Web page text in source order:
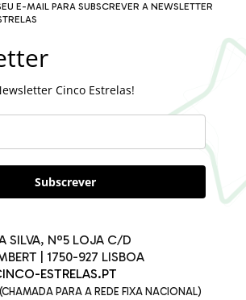
E-MAIL PARA SUBSCREVER A NEWSLETTER
Cinco Estrelas!
Subscrever
SILVA, Nº5 LOJA C/D
| 1750-927 LISBOA
ESTRELAS.PT
(CHAMADA PARA A REDE FIXA NACIONAL)